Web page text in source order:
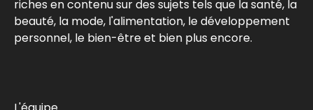
riches en contenu sur des sujets tels que la santé, la
beauté, la mode, l'alimentation, le développement
personnel, le bien-être et bien plus encore.